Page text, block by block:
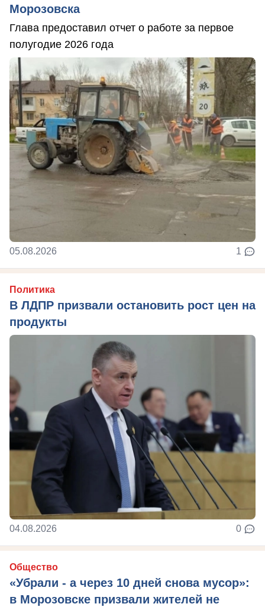
Морозовска
Глава предоставил отчет о работе за первое
полугодие 2026 года
05.08.2026 1
Политика
В ЛДПР призвали остановить рост цен на
продукты
04.08.2026 0
Общество
«Убрали - а через 10 дней снова мусор»:
в Морозовске призвали жителей не